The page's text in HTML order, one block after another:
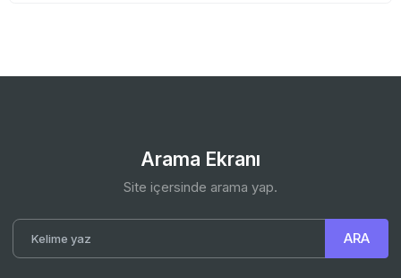
Arama Ekranı
Site içersinde arama yap.